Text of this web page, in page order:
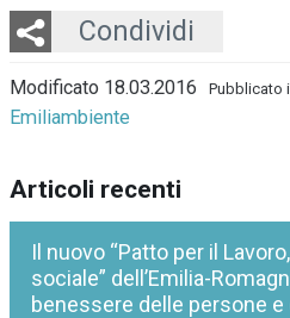
Condividi
Twitter
LinkedIn
Email
Whatsapp
Modificato 18.03.2016 Pubblicato
Emiliambiente
Articoli recenti
Il nuovo “Patto per il
sociale” dell’Emilia-
benessere delle persone